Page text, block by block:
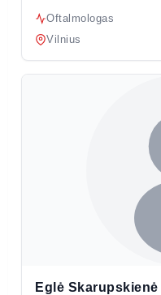
Oftalmologas
Vilnius
Eglė Skarupskienė